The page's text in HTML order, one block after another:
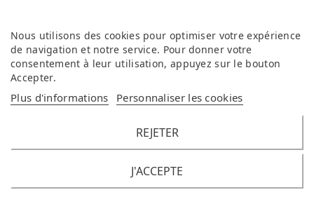
Nous utilisons des cookies pour optimiser votre expérience
de navigation et notre service. Pour donner votre
consentement à leur utilisation, appuyez sur le bouton
Accepter.
Plus d'informations Personnaliser les cookies
REJETER
J'ACCEPTE